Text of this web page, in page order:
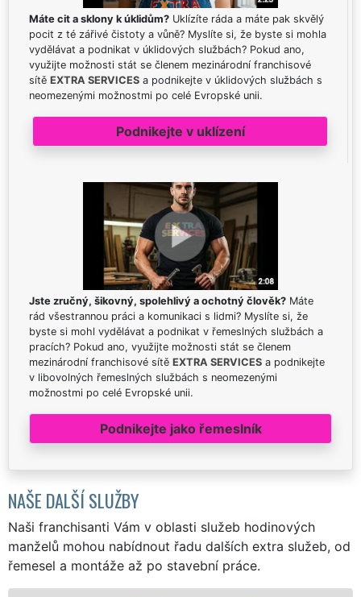
Máte cit a sklony k úklidům? Uklízíte ráda a máte pak skvělý
pocit z té zářivé čistoty a vůně? Myslíte si, že byste si mohla
vydělávat a podnikat v úklidových službách? Pokud ano,
využijte možnosti stát se členem mezinárodní franchisové
sítě EXTRA SERVICES a podnikejte v úklidových službách s
neomezenými možnostmi po celé Evropské unii.
Podnikejte v uklízení
Jste zručný, šikovný, spolehlivý a ochotný člověk? Máte
rád všestrannou práci a komunikaci s lidmi? Myslíte si, že
byste si mohl vydělávat a podnikat v řemeslných službách a
pracích? Pokud ano, využijte možnosti stát se členem
mezinárodní franchisové sítě EXTRA SERVICES a podnikejte
v libovolných řemeslných službách s neomezenými
možnostmi po celé Evropské unii.
Podnikejte jako řemeslník
NAŠE DALŠÍ SLUŽBY
Naši franchisanti Vám v oblasti služeb hodinových
manželů mohou nabídnout řadu dalších extra služeb, od
řemesel a montáže až po stavební práce.